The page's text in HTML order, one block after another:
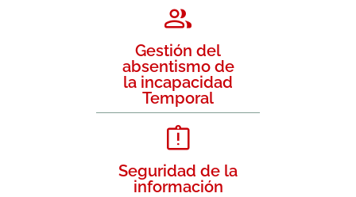
Gestión del
absentismo de
la incapacidad
Temporal
Seguridad de la
información